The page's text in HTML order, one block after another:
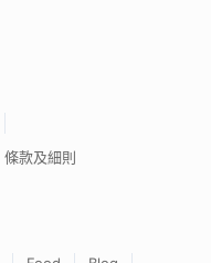
條款及細則